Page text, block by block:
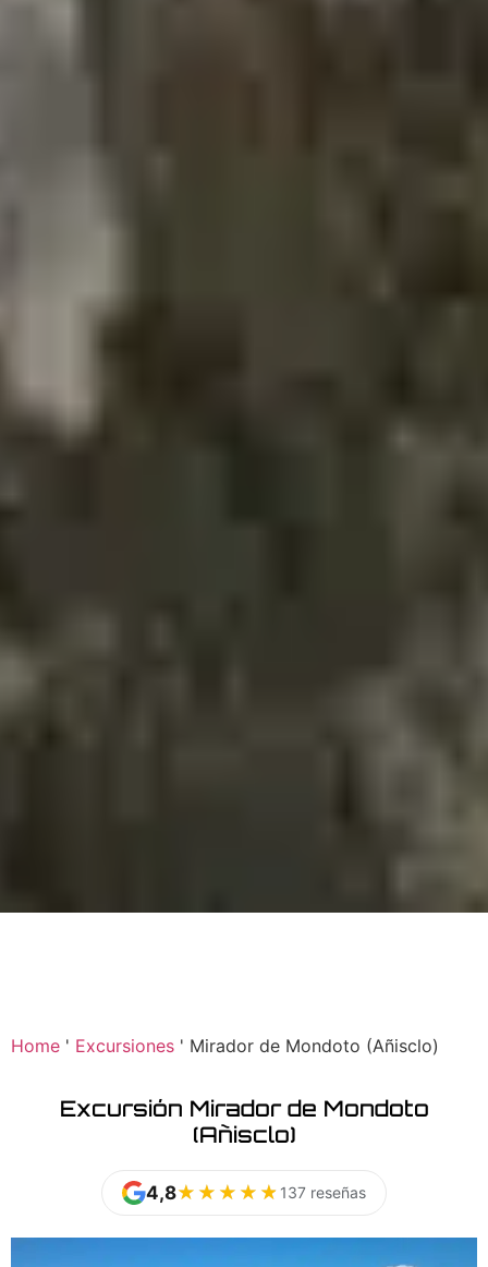
Home ' Excursiones ' Mirador de Mondoto (Añisclo)
Excursión Mirador de Mondoto
(Añisclo)
4,8★★★★★
★★★★★ 137 reseñas